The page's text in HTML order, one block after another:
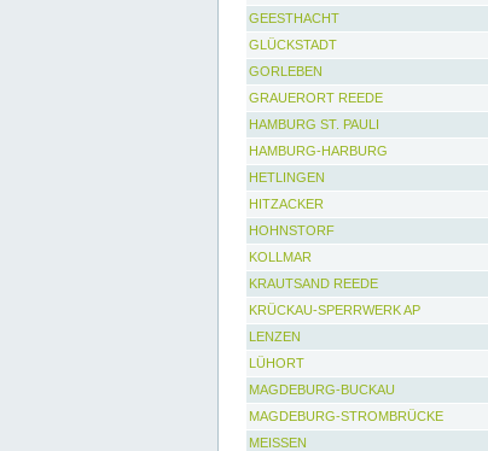
GEESTHACHT
GLÜCKSTADT
GORLEBEN
GRAUERORT REEDE
HAMBURG ST. PAULI
HAMBURG-HARBURG
HETLINGEN
HITZACKER
HOHNSTORF
KOLLMAR
KRAUTSAND REEDE
KRÜCKAU-SPERRWERK AP
LENZEN
LÜHORT
MAGDEBURG-BUCKAU
MAGDEBURG-STROMBRÜCKE
MEISSEN